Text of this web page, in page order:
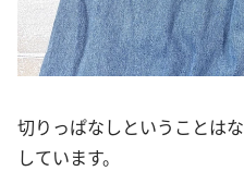
切りっぱなしということは
しています。